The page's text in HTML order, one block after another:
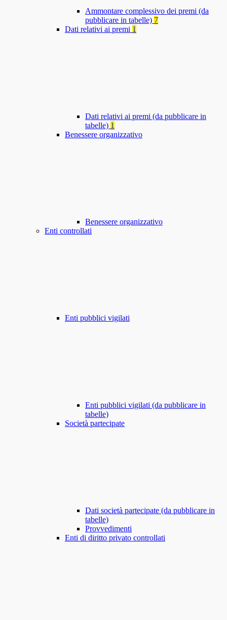
Ammontare complessivo dei premi (da
pubblicare in tabelle) 7
Dati relativi ai premi 1
Dati relativi ai premi (da pubblicare in
tabelle) 1
Benessere organizzativo
Benessere organizzativo
Enti controllati
Enti pubblici vigilati
Enti pubblici vigilati (da pubblicare in
tabelle)
Società partecipate
Dati società partecipate (da pubblicare in
tabelle)
Provvedimenti
Enti di diritto privato controllati